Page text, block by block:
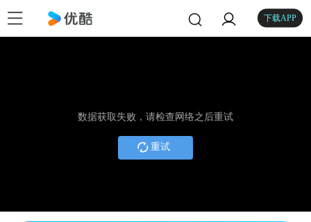
下载APP
数据获取失败，请检查网络之后重试
重试